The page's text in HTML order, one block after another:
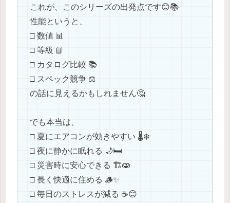
これが、このシリーズの出発点です😊📚
性能というと、
□ 数値 📊
□ 等級 📘
□ カタログ比較 📚
□ スペック競争 ⚖️
の話に見えるかもしれません🤔
でも本当は、
□ 夏にエアコンが効きやすい 🌡️❄️
□ 夜に静かに眠れる 🌙🛏️
□ 災害時に安心できる 🏗️🫨
□ 長く快適に住める 🪵✨
□ 毎日のストレスが減る ☕️😊